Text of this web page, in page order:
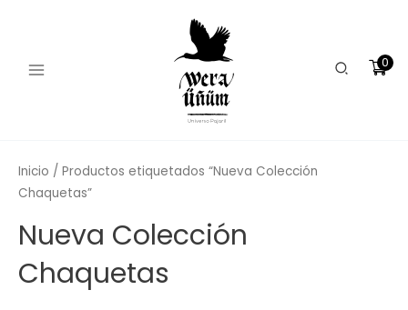
Buscar
0
Inicio / Productos etiquetados “Nueva Colección
Chaquetas”
Nueva Colección
Chaquetas
por
los
últimos